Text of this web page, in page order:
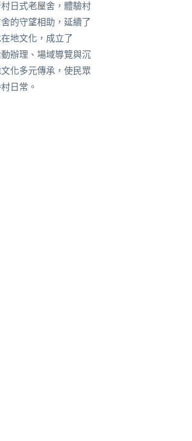
日式老屋舍，體驗村
的守望相助，延續了
地文化，成立了
辦理、場域導覽與沉
化多元傳承，使民眾
日常。